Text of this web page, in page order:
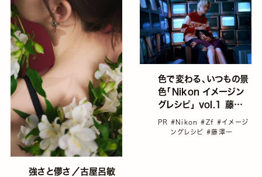
強さと儚さ／古屋呂敏
色で変わる、いつもの景
色「Nikon イメージン
グレシピ」 vol.1 藤澤
一
PR #Nikon#Zf#イメージ
ングレシピ#藤澤一